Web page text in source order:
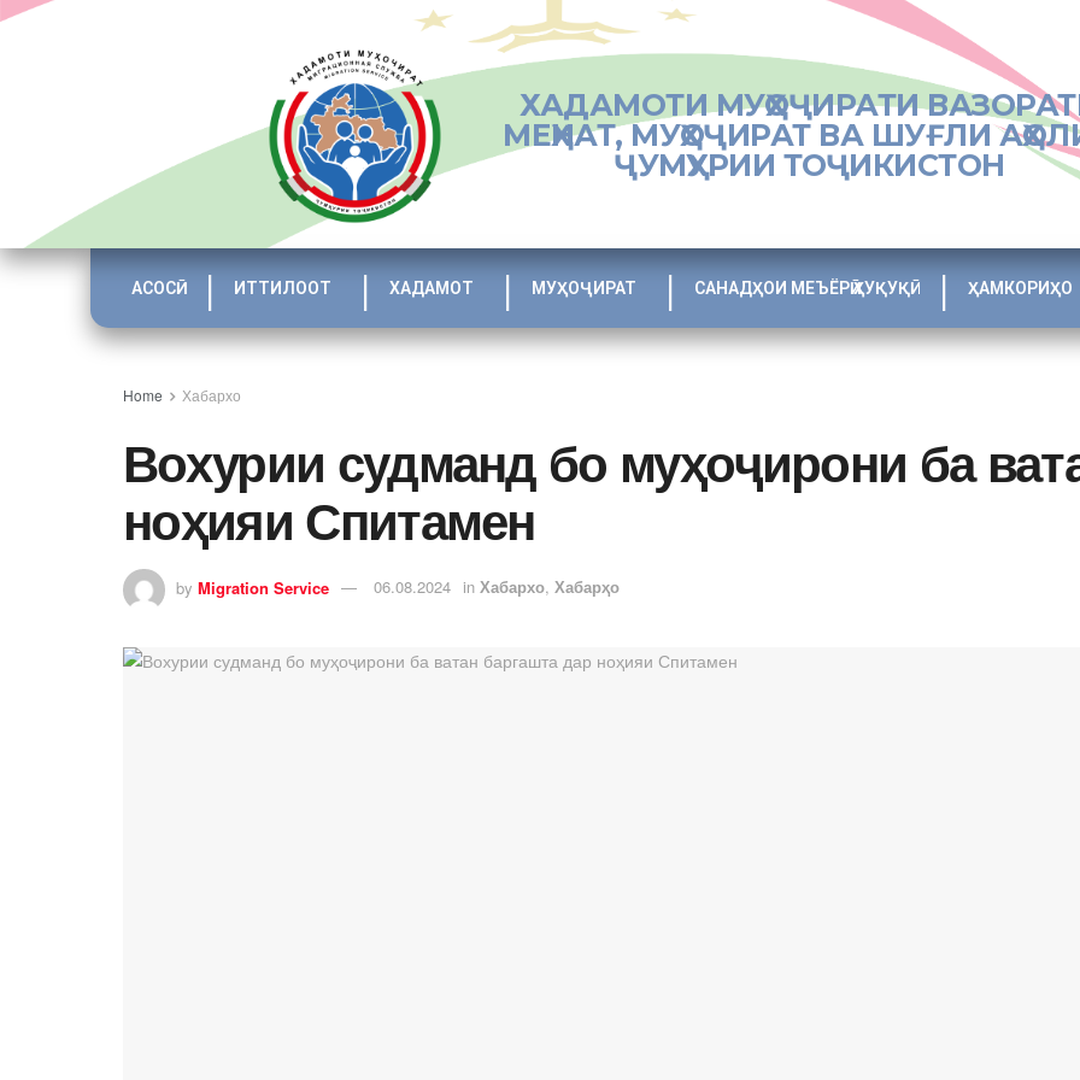
ХАДАМОТИ МУҲОҶИРАТИ
МЕҲНАТ, МУҲОҶИРАТ ВА ШУҒЛИ
ҶУМҲУРИИ ТОҶИКИСТОН
АСОСӢ ИТТИЛООТ ХАДАМОТ МУҲОҶИРАТ САНАДҲОИ МЕЪЁРӢ ҲУҚУҚӢ ҲАМКОРИҲО
Home Хабархо
Вохурии судманд бо муҳоҷирони ба
ноҳияи Спитамен
by Migration Service 06.08.2024 in Хабархо, Хабарҳо